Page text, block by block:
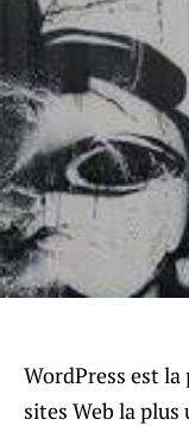
WordPress est
sites Web la